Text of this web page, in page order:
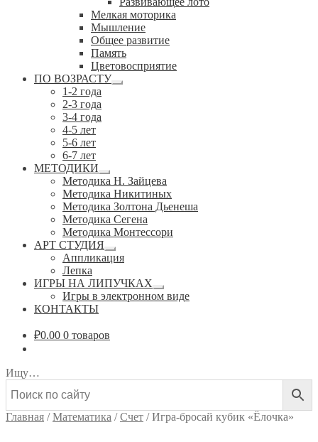
вложенное
меню
Мелкая моторика
Мышление
Общее развитие
Память
Цветовосприятие
ПО ВОЗРАСТУ
Развернутое
1-2 года
2-3 года
3-4 года
4-5 лет
5-6 лет
6-7 лет
МЕТОДИКИ
Развернутое
вложенное
меню
Методика Н. Зайцева
Методика Никитиных
Методика Золтона Дьенеша
Методика Сегена
Методика Монтессори
АРТ СТУДИЯ
Развернутое
вложенное
Аппликация
Лепка
ИГРЫ НА ЛИПУЧКАХ
Развернутое
вложенное
Игры в электронном виде
КОНТАКТЫ
₽0.00 0 товаров
Ищу…
Главная /Математика /Счет /Игра-бросай кубик «Ёлочка»